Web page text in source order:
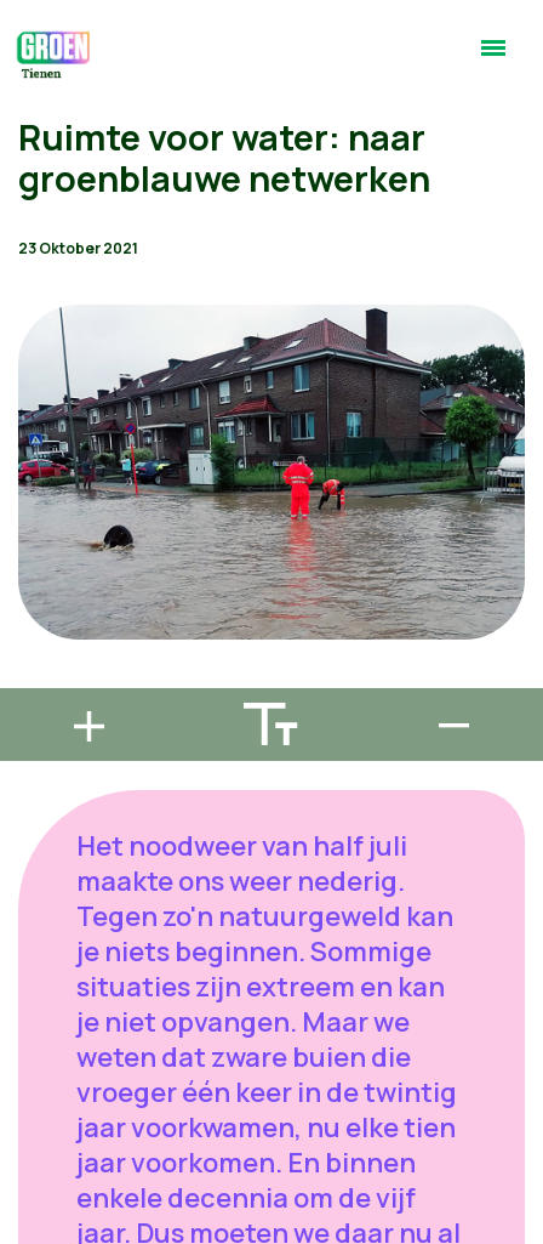
Ruimte voor water: naar
groenblauwe netwerken
23 Oktober 2021
Het noodweer van half juli
maakte ons weer nederig.
Tegen zo'n natuurgeweld kan
je niets beginnen. Sommige
situaties zijn extreem en kan
je niet opvangen. Maar we
weten dat zware buien die
vroeger één keer in de twintig
jaar voorkwamen, nu elke tien
jaar voorkomen. En binnen
enkele decennia om de vijf
jaar. Dus moeten we daar nu al